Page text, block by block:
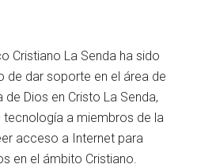
Cristiano La Senda ha sido
de dar soporte en el área de
Dios en Cristo La Senda,
tecnología a miembros de la
acceso a Internet para
en el ámbito Cristiano.